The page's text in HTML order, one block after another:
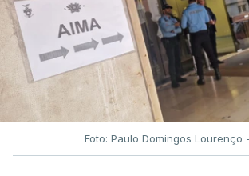
Foto: Paulo Domingos Lourenço